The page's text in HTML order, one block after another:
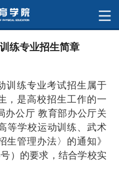
练专业招生简章
训练专业考试招生属于
，是高校招生工作的一
办公厅 教育部办公厅关
等学校运动训练、武术
生管理办法〉的通知》
号）的要求，结合学校实